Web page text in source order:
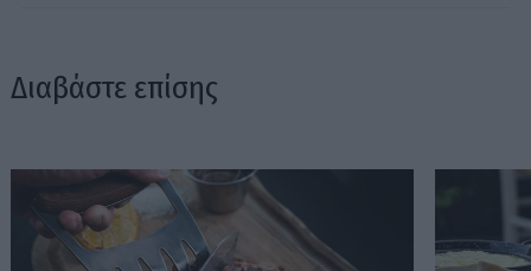
Διαβάστε επίσης